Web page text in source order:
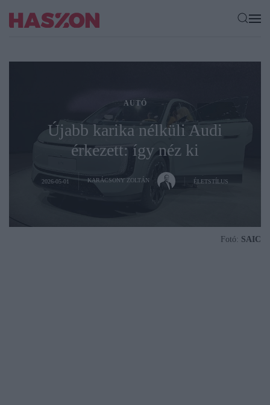
AUTÓ
Újabb karika nélküli Audi
érkezett: így néz ki
2026-05-01 KARÁCSONY ZOLTÁN ÉLETSTÍLUS
Fotó: SAIC